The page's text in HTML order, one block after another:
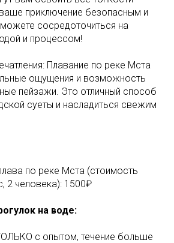
приключение безопасным и
сосредоточиться на
и процессом!
Плавание по реке Мста
ощущения и возможность
пейзажи. Это отличный способ
суеты и насладиться свежим
по реке Мста (стоимость
2 человека): 1500₽
на воде:
с опытом, течение больше